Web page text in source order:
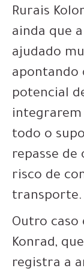
Rurais
ainda que
ajudado
apontando
potencial
integrarem
todo o
repasse
risco de
transporte.
Outro caso
Konrad,
registra a